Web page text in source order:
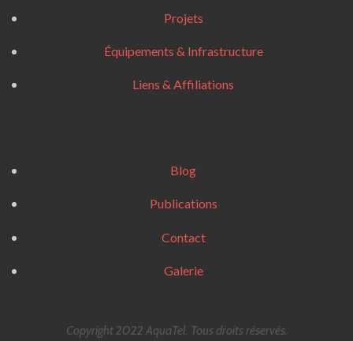
Projets
Équipements & Infrastructure
Liens & Affiliations
Blog
Publications
Contact
Galerie
Copyright 2022 AquaTel. Tous droits réservés.